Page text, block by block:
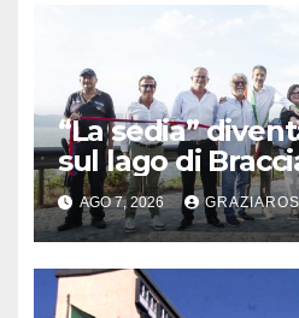
“La sedia”
sul lago di
l’inaugurazione
AGO 7, 2026